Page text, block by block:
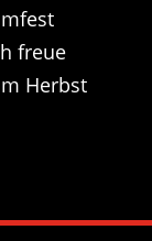
freue
Herbst